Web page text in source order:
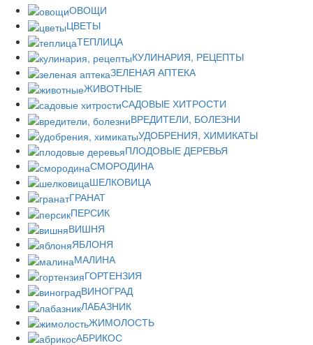
ОВОЩИ
ЦВЕТЫ
ТЕПЛИЦА
КУЛИНАРИЯ, РЕЦЕПТЫ
ЗЕЛЕНАЯ АПТЕКА
ЖИВОТНЫЕ
САДОВЫЕ ХИТРОСТИ
ВРЕДИТЕЛИ, БОЛЕЗНИ
УДОБРЕНИЯ, ХИМИКАТЫ
ПЛОДОВЫЕ ДЕРЕВЬЯ
СМОРОДИНА
ШЕЛКОВИЦА
ГРАНАТ
ПЕРСИК
ВИШНЯ
ЯБЛОНЯ
МАЛИНА
ГОРТЕНЗИЯ
ВИНОГРАД
ЛАБАЗНИК
ЖИМОЛОСТЬ
АБРИКОС